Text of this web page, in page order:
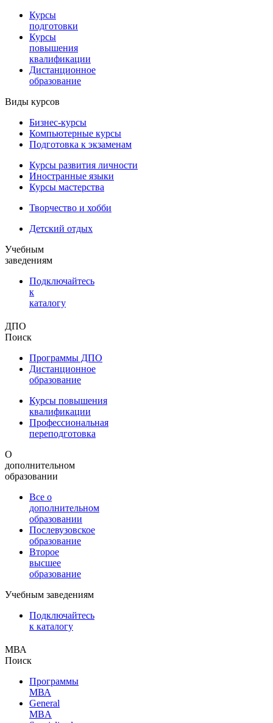
Курсы
подготовки
Курсы
повышения
квалификации
Дистанционное
образование
Виды курсов
Бизнес-курсы
Компьютерные курсы
Подготовка к экзаменам
Курсы развития личности
Иностранные языки
Курсы мастерства
Творчество и хобби
Детский отдых
Учебным
заведениям
Подключайтесь
к
каталогу
ДПО
Поиск
Программы ДПО
Дистанционное
образование
Курсы повышения
квалификации
Профессиональная
переподготовка
О
дополнительном
образовании
Все о
дополнительном
образовании
Послевузовское
образование
Второе
высшее
образование
Учебным заведениям
Подключайтесь
к каталогу
МВА
Поиск
Программы
МВА
General
MBA